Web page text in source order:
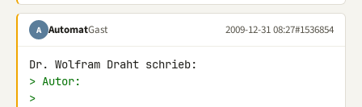
A AutomatGast 2009-12-31 08:27#1536854
> Autor:
>